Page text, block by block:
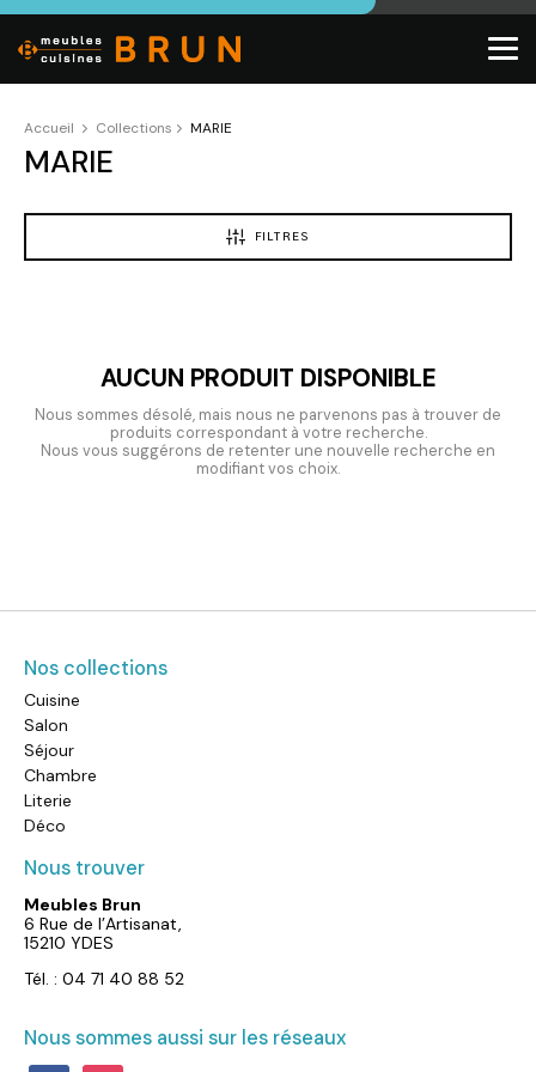
Accueil Collections MARIE
MARIE
FILTRES
AUCUN PRODUIT DISPONIBLE
Nous sommes désolé, mais nous ne parvenons pas à trouver de
produits correspondant à votre recherche.
Nous vous suggérons de retenter une nouvelle recherche en
modifiant vos choix.
Nos collections
Cuisine
Salon
Séjour
Chambre
Literie
Déco
Nous trouver
Meubles Brun
6 Rue de l’Artisanat,
15210 YDES
Tél. : 04 71 40 88 52
Nous sommes aussi sur les réseaux